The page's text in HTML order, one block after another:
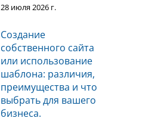
28 июля 2026 г.
Создание
собственного сайта
или использование
шаблона: различия,
преимущества и что
выбрать для вашего
бизнеса.